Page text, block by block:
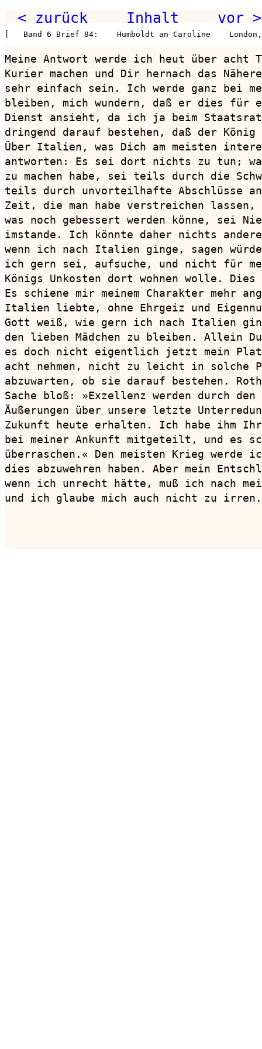
< zurück Inhalt vor >
[   Band 6 Brief 84:    Humboldt an Caroline
Meine Antwort werde ich heut über acht
Kurier machen und Dir hernach das
sehr einfach sein. Ich werde ganz bei
bleiben, mich wundern, daß er dies für
Dienst ansieht, da ich ja beim
dringend darauf bestehen, daß der König
Über Italien, was Dich am meisten
antworten: Es sei dort nichts zu tun;
zu machen habe, sei teils durch die
teils durch unvorteilhafte Abschlüsse
Zeit, die man habe verstreichen lassen,
was noch gebessert werden könne, sei
imstande. Ich könnte daher nichts
wenn ich nach Italien ginge, sagen
ich gern sei, aufsuche, und nicht für
Königs Unkosten dort wohnen wolle.
Es schiene mir meinem Charakter mehr
Italien liebte, ohne Ehrgeiz und
Gott weiß, wie gern ich nach Italien
den lieben Mädchen zu bleiben. Allein
es doch nicht eigentlich jetzt mein
acht nehmen, nicht zu leicht in solche
abzuwarten, ob sie darauf bestehen.
Sache bloß: »Exzellenz werden durch
Äußerungen über unsere letzte
Zukunft heute erhalten. Ich habe ihm
bei meiner Ankunft mitgeteilt, und es
überraschen.« Den meisten Krieg werde
dies abzuwehren haben. Aber mein
wenn ich unrecht hätte, muß ich nach
und ich glaube mich auch nicht zu irren.